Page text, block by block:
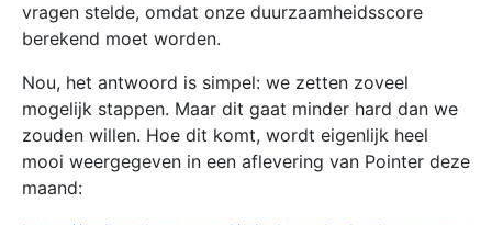
vragen stelde, omdat onze duurzaamheidsscore
berekend moet worden.
Nou, het antwoord is simpel: we zetten zoveel
mogelijk stappen. Maar dit gaat minder hard dan we
zouden willen. Hoe dit komt, wordt eigenlijk heel
mooi weergegeven in een aflevering van Pointer deze
maand: